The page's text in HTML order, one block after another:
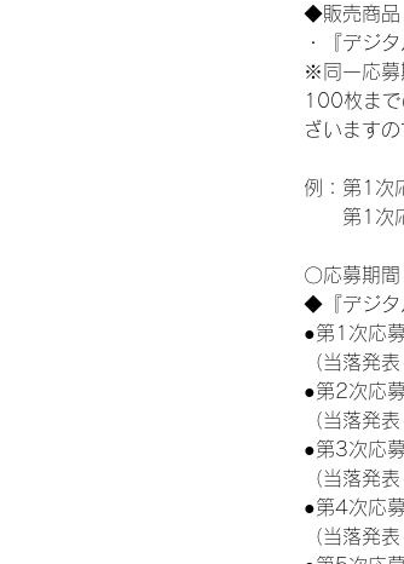
◆販売商品
・『デジ
※同一応募
100枚まで
ざいます
例：第1次
第1次応
〇応募期間
◆『デジタ
●第1次応
（当落発
●第2次応
（当落発
●第3次応
（当落発
●第4次応
（当落発